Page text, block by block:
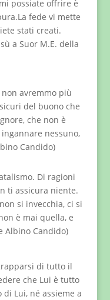
possiate offrire è
fede vi mette
stati creati.
a Suor M.E. della
avremmo più
del buono che
che non è
nessuno,
Candido)
Di ragioni
ti assicura niente.
si invecchia, ci si
è mai quella, e
Albino Candido)
di tutto il
che Lui è tutto
di Lui, né assieme a